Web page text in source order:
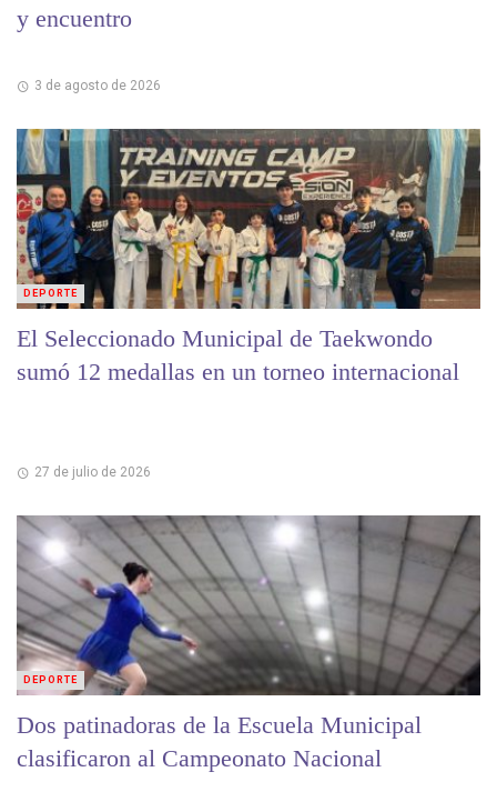
y encuentro
3 de agosto de 2026
El Seleccionado Municipal de Taekwondo
sumó 12 medallas en un torneo internacional
27 de julio de 2026
DEPORTE
Dos patinadoras de la Escuela Municipal
clasificaron al Campeonato Nacional
DEPORTE